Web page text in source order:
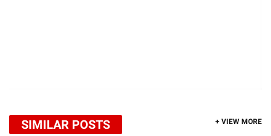
SIMILAR POSTS + VIEW MORE